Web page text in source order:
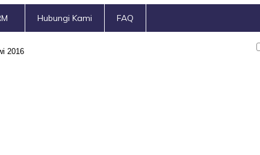
Hubungi Kami FAQ
2016